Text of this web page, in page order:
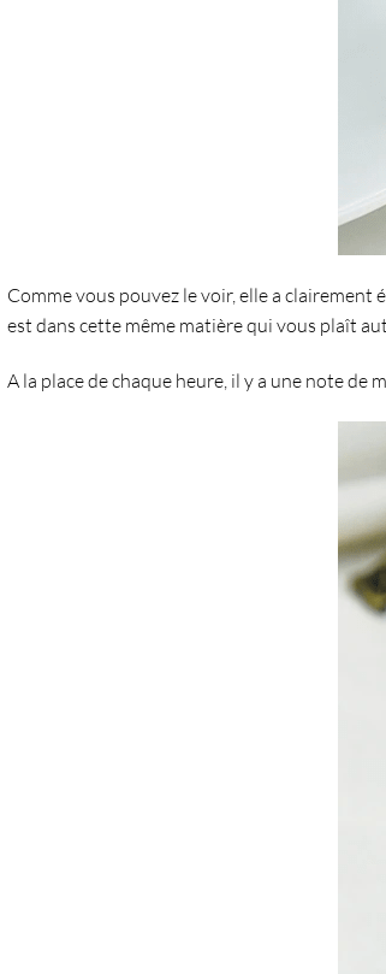
Comme vous pouvez le voir, elle a clairement
est dans cette même matière qui vous plaît
A la place de chaque heure, il y a une note